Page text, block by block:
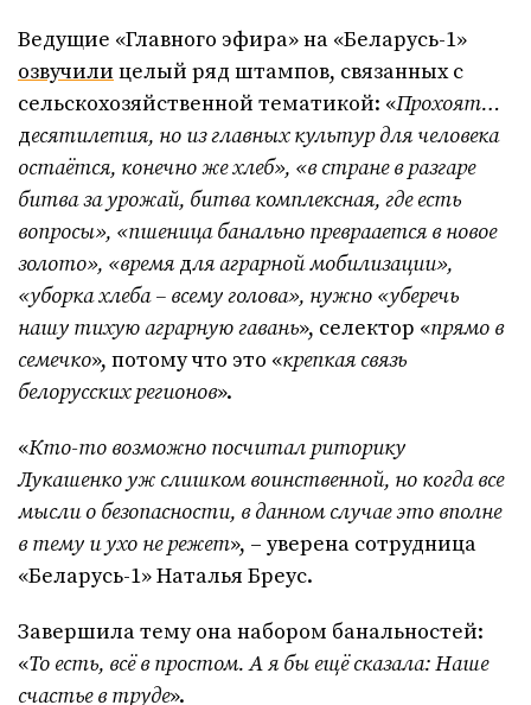
Ведущие «Главного эфира» на «Беларусь-1»
озвучили целый ряд штампов, связанных с
сельскохозяйственной тематикой: «Прохоят…
десятилетия, но из главных культур для человека
остаётся, конечно же хлеб», «в стране в разгаре
битва за урожай, битва комплексная, где есть
вопросы», «пшеница банально превраается в новое
золото», «время для аграрной мобилизации»,
«уборка хлеба – всему голова», нужно «уберечь
нашу тихую аграрную гавань», селектор «прямо в
семечко», потому что это «крепкая связь
белорусских регионов».
«Кто-то возможно посчитал риторику
Лукашенко уж слишком воинственной, но когда все
мысли о безопасности, в данном случае это вполне
в тему и ухо не режет», – уверена сотрудница
«Беларусь-1» Наталья Бреус.
Завершила тему она набором банальностей:
«То есть, всё в простом. А я бы ещё сказала: Наше
счастье в труде».